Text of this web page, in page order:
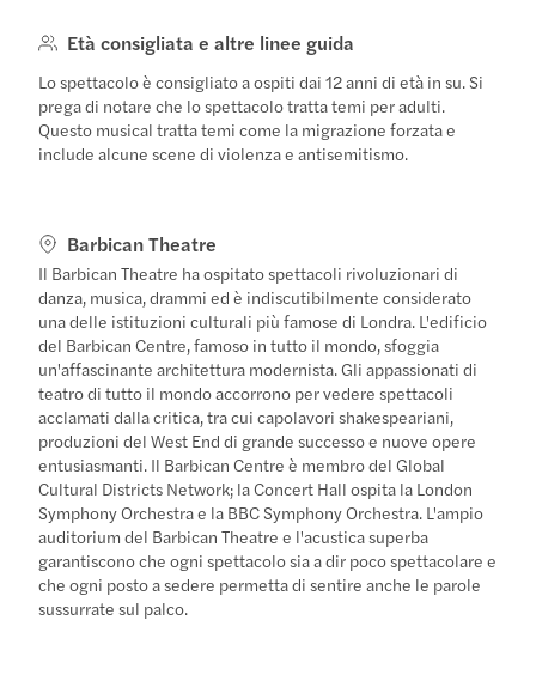
Età consigliata e altre linee guida
Lo spettacolo è consigliato a ospiti dai 12 anni di età in su. Si
prega di notare che lo spettacolo tratta temi per adulti.
Questo musical tratta temi come la migrazione forzata e
include alcune scene di violenza e antisemitismo.
Barbican Theatre
Il Barbican Theatre ha ospitato spettacoli rivoluzionari di
danza, musica, drammi ed è indiscutibilmente considerato
una delle istituzioni culturali più famose di Londra. L'edificio
del Barbican Centre, famoso in tutto il mondo, sfoggia
un'affascinante architettura modernista. Gli appassionati di
teatro di tutto il mondo accorrono per vedere spettacoli
acclamati dalla critica, tra cui capolavori shakespeariani,
produzioni del West End di grande successo e nuove opere
entusiasmanti. Il Barbican Centre è membro del Global
Cultural Districts Network; la Concert Hall ospita la London
Symphony Orchestra e la BBC Symphony Orchestra. L'ampio
auditorium del Barbican Theatre e l'acustica superba
garantiscono che ogni spettacolo sia a dir poco spettacolare e
che ogni posto a sedere permetta di sentire anche le parole
sussurrate sul palco.